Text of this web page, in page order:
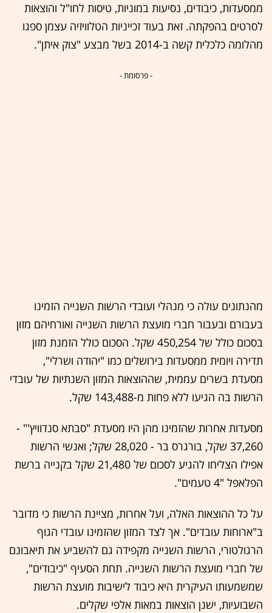
ממסעדות, כיבודים, נסיעות במוניות, טיסות לחו"ל והוצאות
לסרטים בהפקתה. זאת בעוד זכייניות הטלוויזיה עצמן ספגו
מהלומה כלכלית קשה ב-2014 בשל מבצע "צוק איתן".
- פרסומת -
מהנתונים עולה כי מנהלי ועובדי הרשות השנייה הזמינו
בעבורם ובעבור חברי מועצת הרשות השנייה ואורחיהם מזון
בסכום כולל של 450,254 שקל. הסכום כולל הזמנת מזון
תדירה ויומית ממסעדות בירושלים כמו "יהודה ושרלי",
מסעדת בשרים עממית, שההוצאות המזון השנתיות של עובדי
הרשות בה הגיעו ללא פחות מ-143,488 שקל.
מסעדות אחרות שהזמינו מהן היו מסעדת "סבתא סנדוויץ'" -
37,260 שקל, בורגרס בר - 28,020 שקל; ואנשי הרשות
אפילו הצליחו להגיע לסכום של 21,480 שקל בקנייה ברשת
הפלאפל "4 טעמים".
על כל ההוצאות האלה, ועל אחרות, מציינת הרשות כי מדובר
ב"ארוחות עובדים". אך לצד המזון שהזמינו עובדי הגוף
הרגולטורי, הרשות השנייה מקפידה גם להשביע את תיאבונם
של חברי מועצת הרשות השנייה. תחת הסעיף "כיבודים",
שמשמעותו העיקרית היא כיבוד לישיבות מועצת הרשות
השבועיות, ישנן הוצאות במאות אלפי שקלים.